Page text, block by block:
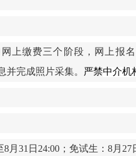
上缴费三个阶段 ， 网上报
并完成照片采集。 严禁中介机
8月 31 日 24:00 ；免试生： 8月 27